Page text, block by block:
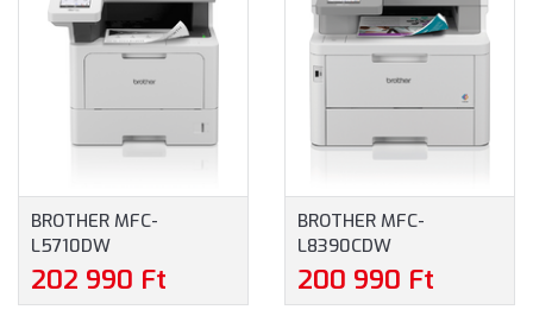
BROTHER MFC-
L5710DW
MULTIFUNKCIÓS MONO
LÉZER NYOMTATÓ
202 990 Ft
BROTHER MFC-
L8390CDW
MULTIFUNKCIÓS SZÍNES
LED NYOMTATÓ
200 990 Ft